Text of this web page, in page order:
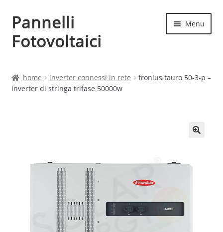
Vai
alla
navigazione
Vai
al
contenuto
Pannelli
Fotovoltaici
Menu
Cart
home inverter connessi in rete
fronius tauro 50-3-p –
inverter di stringa trifase 50000w